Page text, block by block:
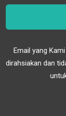
Email yang
dirahsiakan dan